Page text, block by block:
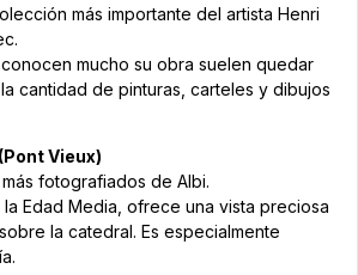
más importante del artista Henri
mucho su obra suelen quedar
cantidad de pinturas, carteles y dibujos
Vieux)
fotografiados de Albi.
Edad Media, ofrece una vista preciosa
la catedral. Es especialmente